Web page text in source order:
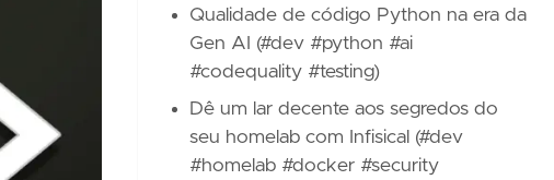
Qualidade de código Python na era da
Gen AI (#dev #python #ai
#codequality #testing)
Dê um lar decente aos segredos do
seu homelab com Infisical (#dev
#homelab #docker #security